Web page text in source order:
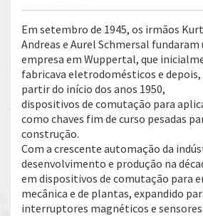
Em setembro de 1945, os irmãos Kurt
Andreas e Aurel Schmersal fundaram
empresa em Wuppertal, que
fabricava eletrodomésticos e depois,
partir do início dos anos 1950,
dispositivos de comutação para
como chaves fim de curso pesadas
construção.
Com a crescente automação da
desenvolvimento e produção na
em dispositivos de comutação para
mecânica e de plantas, expandido
interruptores magnéticos e